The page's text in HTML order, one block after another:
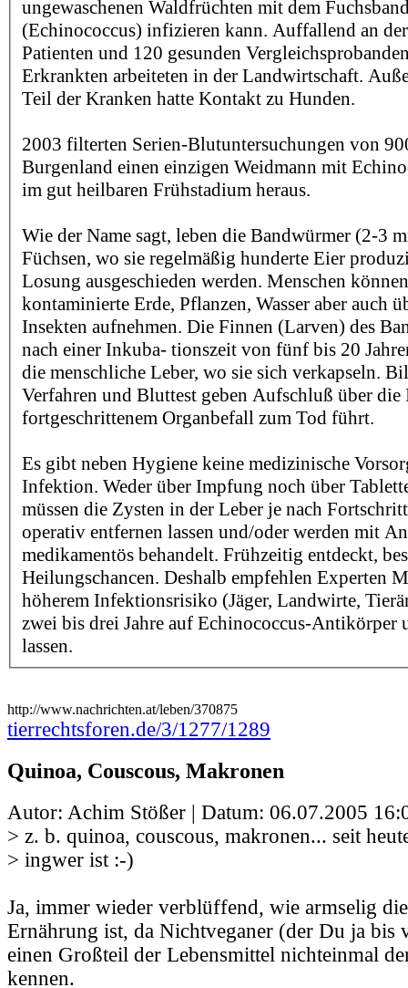
ungewaschenen Waldfrüchten mit dem
(Echinococcus) infizieren kann. Auffallend an
Patienten und 120 gesunden
Erkrankten arbeiteten in der Landwirtschaft.
Teil der Kranken hatte Kontakt zu Hunden.
2003 filterten Serien-Blutuntersuchungen von
Burgenland einen einzigen Weidmann mit
im gut heilbaren Frühstadium heraus.
Wie der Name sagt, leben die Bandwürmer (2-3
Füchsen, wo sie regelmäßig hunderte Eier
Losung ausgeschieden werden. Menschen
kontaminierte Erde, Pflanzen, Wasser aber auch
Insekten aufnehmen. Die Finnen (Larven) des
nach einer Inkuba- tionszeit von fünf bis 20
die menschliche Leber, wo sie sich verkapseln.
Verfahren und Bluttest geben Aufschluß über
fortgeschrittenem Organbefall zum Tod führt.
Es gibt neben Hygiene keine medizinische
Infektion. Weder über Impfung noch über
müssen die Zysten in der Leber je nach
operativ entfernen lassen und/oder werden mit
medikamentös behandelt. Frühzeitig entdeckt,
Heilungschancen. Deshalb empfehlen Experten
höherem Infektionsrisiko (Jäger, Landwirte,
zwei bis drei Jahre auf Echinococcus-Antikörper
lassen.
http://www.nachrichten.at/leben/370875
tierrechtsforen.de/3/1277/1289
Quinoa, Couscous, Makronen
Autor: Achim Stößer | Datum: 06.07.2005
> z. b. quinoa, couscous, makronen... seit
> ingwer ist :-)
Ja, immer wieder verblüffend, wie armselig
Ernährung ist, da Nichtveganer (der Du ja bis
einen Großteil der Lebensmittel nichteinmal
kennen.